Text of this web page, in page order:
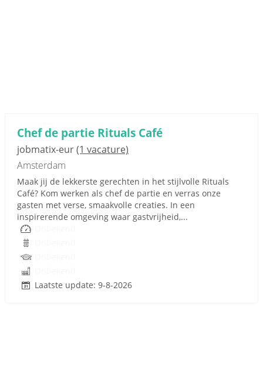
Chef de partie Rituals Café
jobmatix-eur(1 vacature)
Amsterdam
Maak jij de lekkerste gerechten in het stijlvolle Rituals
Café? Kom werken als chef de partie en verras onze
gasten met verse, smaakvolle creaties. In een
inspirerende omgeving waar gastvrijheid,...
Laatste update: 9-8-2026